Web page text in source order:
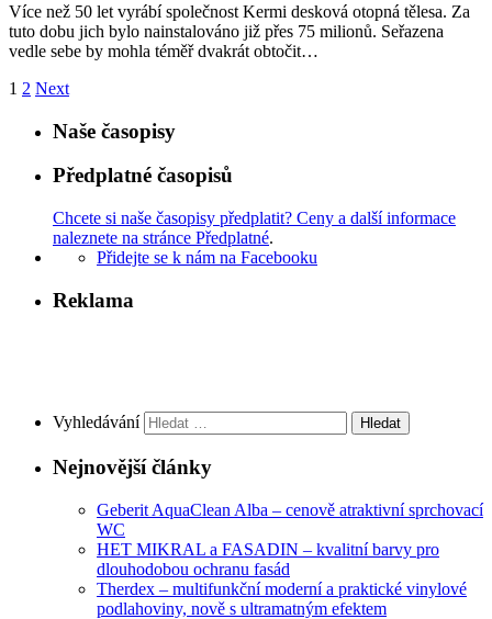
Více než 50 let vyrábí společnost Kermi desková otopná tělesa. Za
tuto dobu jich bylo nainstalováno již přes 75 milionů. Seřazena
vedle sebe by mohla téměř dvakrát obtočit…
1 2 Next
Naše časopisy
Předplatné časopisů
Chcete si naše časopisy předplatit? Ceny a další informace
naleznete na stránce Předplatné.
Přidejte se k nám na Facebooku
Reklama
Vyhledávání
Nejnovější články
Geberit AquaClean Alba – cenově atraktivní sprchovací
WC
HET MIKRAL a FASADIN – kvalitní barvy pro
dlouhodobou ochranu fasád
Therdex – multifunkční moderní a praktické vinylové
podlahoviny, nově s ultramatným efektem